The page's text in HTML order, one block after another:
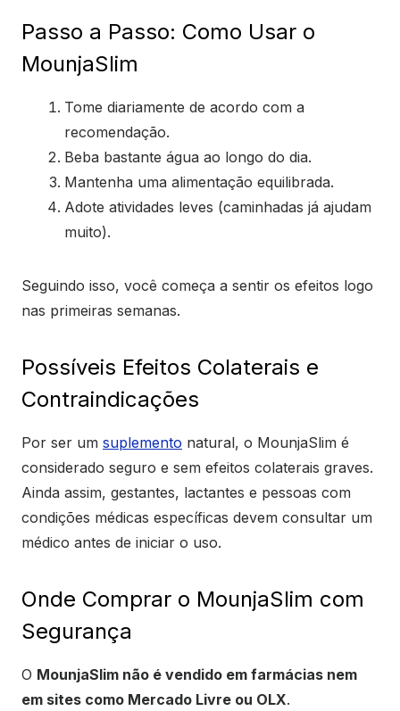
Passo a Passo: Como Usar o
MounjaSlim
Tome diariamente de acordo com a
recomendação.
Beba bastante água ao longo do dia.
Mantenha uma alimentação equilibrada.
Adote atividades leves (caminhadas já ajudam
muito).
Seguindo isso, você começa a sentir os efeitos logo
nas primeiras semanas.
Possíveis Efeitos Colaterais e
Contraindicações
Por ser um suplemento natural, o MounjaSlim é
considerado seguro e sem efeitos colaterais graves.
Ainda assim, gestantes, lactantes e pessoas com
condições médicas específicas devem consultar um
médico antes de iniciar o uso.
Onde Comprar o MounjaSlim com
Segurança
O MounjaSlim não é vendido em farmácias nem
em sites como Mercado Livre ou OLX.